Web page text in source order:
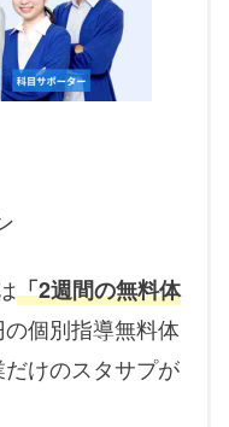
「2週間の無料体
個別指導無料体
けのスタサプが